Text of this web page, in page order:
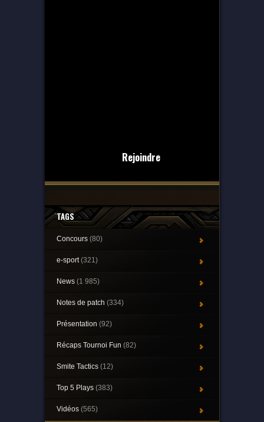
Rejoindre
TAGS
Concours (80)
e-sport(321)
News (1 985)
Notes de patch (334)
Présentation (92)
Récaps Tournoi Fun (82)
Smite Tactics (12)
Top 5 Plays (383)
Vidéos (565)